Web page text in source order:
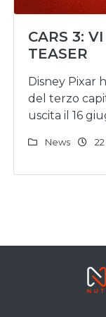
CARS 3:
TEASER
Disney Pixar
del terzo
uscita il 16
News